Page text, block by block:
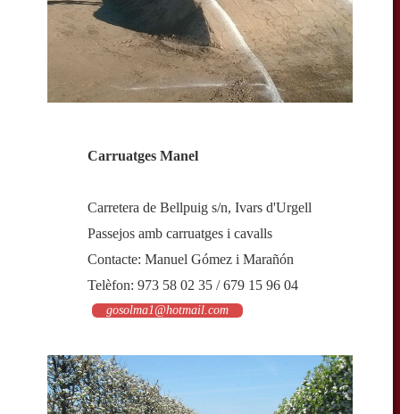
Carruatges Manel
Carretera de Bellpuig s/n, Ivars d'Urgell
Passejos amb carruatges i cavalls
Contacte: Manuel Gómez i Marañón
Telèfon: 973 58 02 35 / 679 15 96 04
gosolma1@hotmail.com